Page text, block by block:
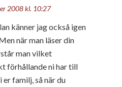
2008 kl. 10:27
känner jag också igen
när man läser din
man vilket
förhållande ni har till
er familj, så när du